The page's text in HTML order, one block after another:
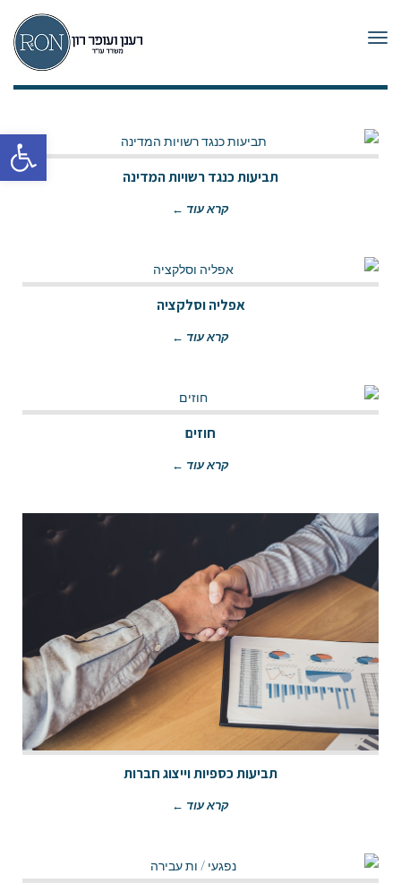
פתח
תפריט
תביעות כנגד רשויות המדינה
קרא עוד ←
אפליה וסלקציה
קרא עוד ←
חוזים
קרא עוד ←
תביעות כספיות וייצוג חברות
קרא עוד ←